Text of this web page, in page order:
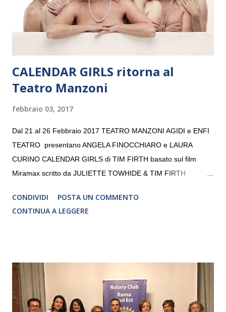
da un prestigioso consiglio di consulent...
CALENDAR GIRLS ritorna al
Teatro Manzoni
febbraio 03, 2017
Dal 21 al 26 Febbraio 2017 TEATRO MANZONI AGIDI e ENFI
TEATRO presentano ANGELA FINOCCHIARO e LAURA
CURINO CALENDAR GIRLS di TIM FIRTH basato sul film
Miramax scritto da JULIETTE TOWHIDE & TIM FIRTH
CRISTINA PEZZOLI
CONDIVIDI
POSTA UN COMMENTO
CONTINUA A LEGGERE